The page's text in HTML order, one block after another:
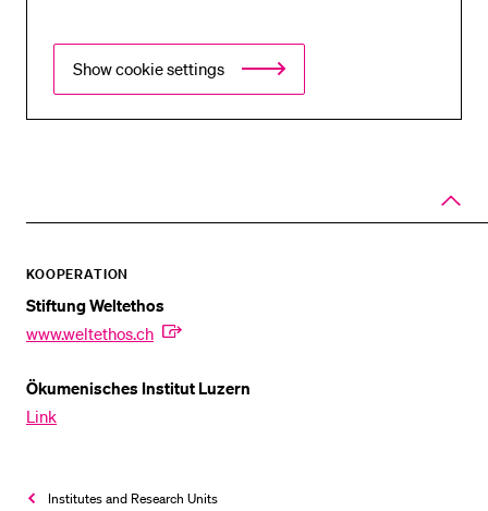
Institutes and Research Units
Show cookie settings
Close
panel
of
KOOPERATION
Stiftung Weltethos
www.weltethos.ch
Ökumenisches Institut Luzern
Link